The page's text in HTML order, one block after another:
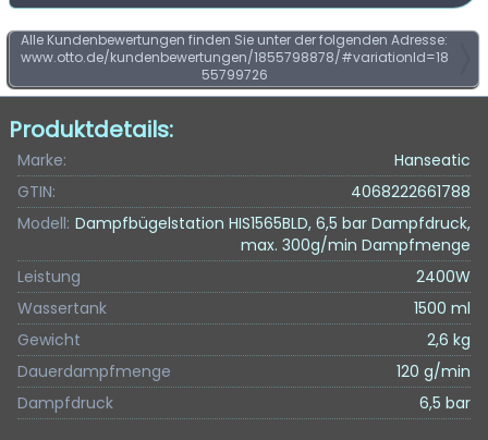
Alle Kundenbewertungen finden Sie unter der folgenden Adresse:
www.otto.de/kundenbewertungen/1855798878/#variationId=18
55799726
Produktdetails:
Marke:
Hanseatic
GTIN:
4068222661788
Modell: Dampfbügelstation HIS1565BLD, 6,5 bar Dampfdruck,
max. 300g/min Dampfmenge
Leistung
2400W
Wassertank
1500 ml
Gewicht
2,6 kg
Dauerdampfmenge
120 g/min
Dampfdruck
6,5 bar